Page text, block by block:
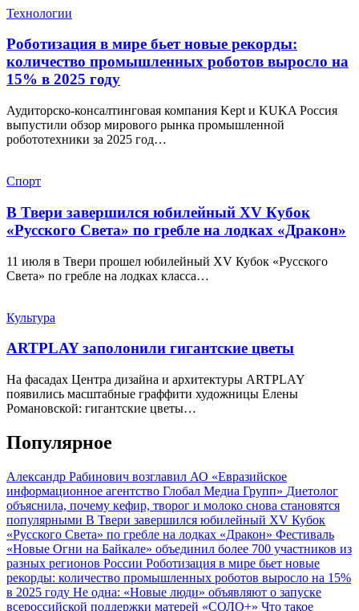
Технологии
Роботизация в мире бьет новые рекорды:
количество промышленных роботов выросло на
15% в 2025 году
Аудиторско-консалтинговая компания Kept и KUKA Россия
выпустили обзор мирового рынка промышленной
робототехники за 2025 год…
Спорт
В Твери завершился юбилейный XV Кубок
«Русского Света» по гребле на лодках «Дракон»
11 июля в Твери прошел юбилейный XV Кубок «Русского
Света» по гребле на лодках класса…
Культура
ARTPLAY заполонили гигантские цветы
На фасадах Центра дизайна и архитектуры ARTPLAY
появились масштабные граффити художницы Елены
Романовской: гигантские цветы…
Популярное
Александр Рабинович возглавил АО «Евразийское
информационное агентство Глобал Медиа Групп» Диетолог
объяснила, почему кефир, творог и молоко снова становятся
популярными В Твери завершился юбилейный XV Кубок
«Русского Света» по гребле на лодках «Дракон» Фестиваль
«Новые Огни на Байкале» объединил более 700 участников из
разных регионов России Роботизация в мире бьет новые
рекорды: количество промышленных роботов выросло на 15%
в 2025 году Не одна: «Новые люди» объявляют о запуске
всероссийской поддержки матерей «СОЛО+» Что такое